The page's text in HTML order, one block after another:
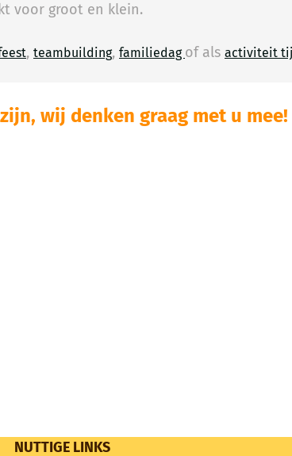
voor groot en klein.
, teambuilding, familiedag of als activiteit
wij denken graag met u mee!​
NUTTIGE LINKS